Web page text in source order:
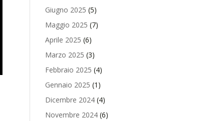
Giugno 2025 (5)
Maggio 2025 (7)
Aprile 2025 (6)
Marzo 2025 (3)
Febbraio 2025 (4)
Gennaio 2025 (1)
Dicembre 2024(4)
Novembre 2024(6)